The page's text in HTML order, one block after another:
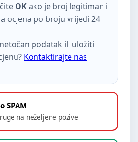
OKako je broj legitiman i
ocjena po broju vrijedi 24
podatak ili uložiti
Kontaktirajte nas
SPAM
na neželjene pozive